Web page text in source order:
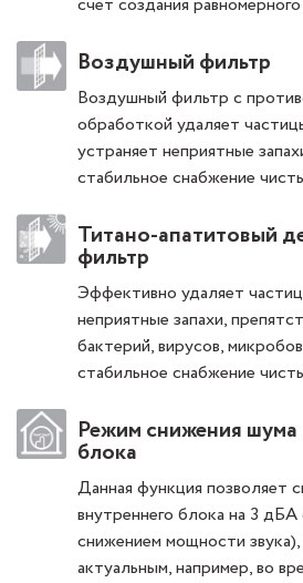
Воздушный фильтр
Воздушный фильтр с
обработкой удаляет
устраняет неприятные
стабильное снабжение
Титано-апатитовый
фильтр
Эффективно удаляет
неприятные запахи,
бактерий, вирусов,
стабильное снабжение
Режим снижения шума
блока
Данная функция позволяет
внутреннего блока на 3
снижением мощности
актуальным, например, во